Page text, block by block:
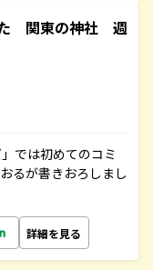
た 関東の神社 週
では初めてのコミ
るが書きおろしまし
詳細を見る